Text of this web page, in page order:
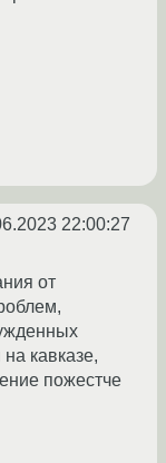
22:00:27
от
кавказе,
пожестче